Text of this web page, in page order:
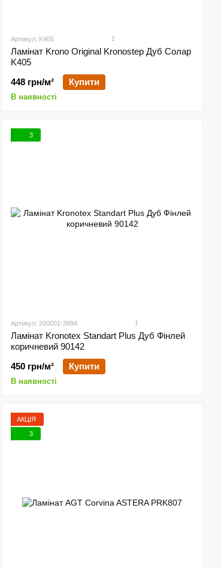
Артикул: K405 1
Ламінат Krono Original Kronostep Дуб Солар
K405
448 грн/м²
Купити
В наявності
3
Артикул: 200001-3894 1
Ламінат Kronotex Standart Plus Дуб Фінлей
коричневий 90142
450 грн/м²
Купити
В наявності
АКЦІЯ
3